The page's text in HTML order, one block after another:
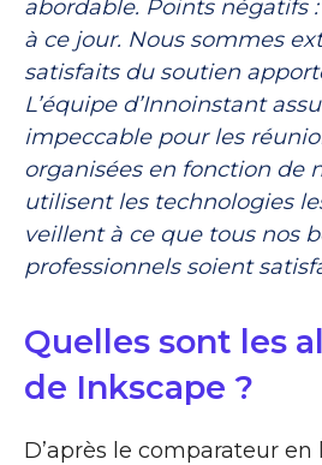
abordable. Points négatifs
à ce jour. Nous sommes
satisfaits du soutien
L’équipe d’Innoinstant
impeccable pour les
organisées en fonction de
utilisent les technologies
veillent à ce que tous nos
professionnels soient
Quelles sont les
de Inkscape ?
D’après le comparateur en